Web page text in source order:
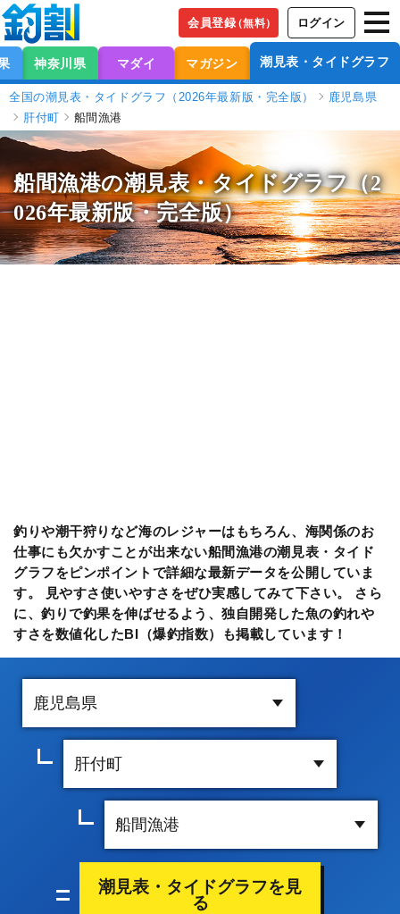
会員登録（無料） ログイン
神奈川県 マダイ マガジン 潮見表・タイドグラフ
全国の潮見表・タイドグラフ（2026年最新版・完全版）
鹿児島県
肝付町
船間漁港
船間漁港の潮見表・タイドグラフ（2
026年最新版・完全版）
釣りや潮干狩りなど海のレジャーはもちろん、海関係のお
仕事にも欠かすことが出来ない船間漁港の潮見表・タイド
グラフをピンポイントで詳細な最新データを公開していま
す。 見やすさ使いやすさをぜひ実感してみて下さい。 さら
に、釣りで釣果を伸ばせるよう、独自開発した魚の釣れや
すさを数値化したBI（爆釣指数）も掲載しています！
潮見表・タイドグラフを見
る